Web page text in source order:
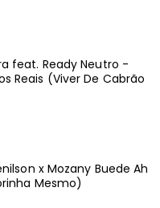
feat. Ready Neutro -
Reais (Viver De Cabrão
x Mozany Buede Ah
Mesmo)